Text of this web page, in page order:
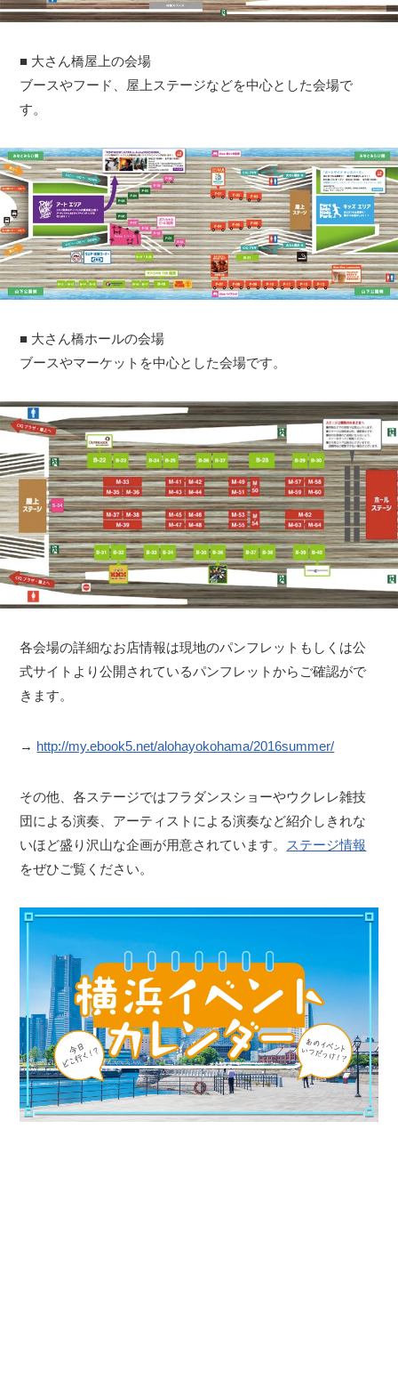
■ 大さん橋屋上の会場
ブースやフード、屋上ステージなどを中心とした会場で
す。
■ 大さん橋ホールの会場
ブースやマーケットを中心とした会場です。
各会場の詳細なお店情報は現地のパンフレットもしくは公
式サイトより公開されているパンフレットからご確認がで
きます。
→ http://my.ebook5.net/alohayokohama/2016summer/
その他、各ステージではフラダンスショーやウクレレ雑技
団による演奏、アーティストによる演奏など紹介しきれな
いほど盛り沢山な企画が用意されています。 ステージ情報
をぜひご覧ください。